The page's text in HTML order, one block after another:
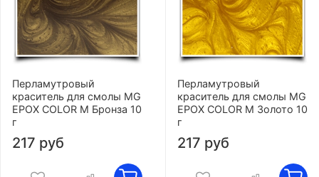
Перламутровый
краситель для смолы MG
EPOX COLOR M Бронза 10
г
217 руб
Перламутровый
краситель для смолы MG
EPOX COLOR M Золото 10
г
217 руб